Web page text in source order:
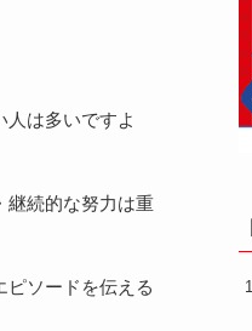
は多いですよ
継続的な努力は重
ピソードを伝える